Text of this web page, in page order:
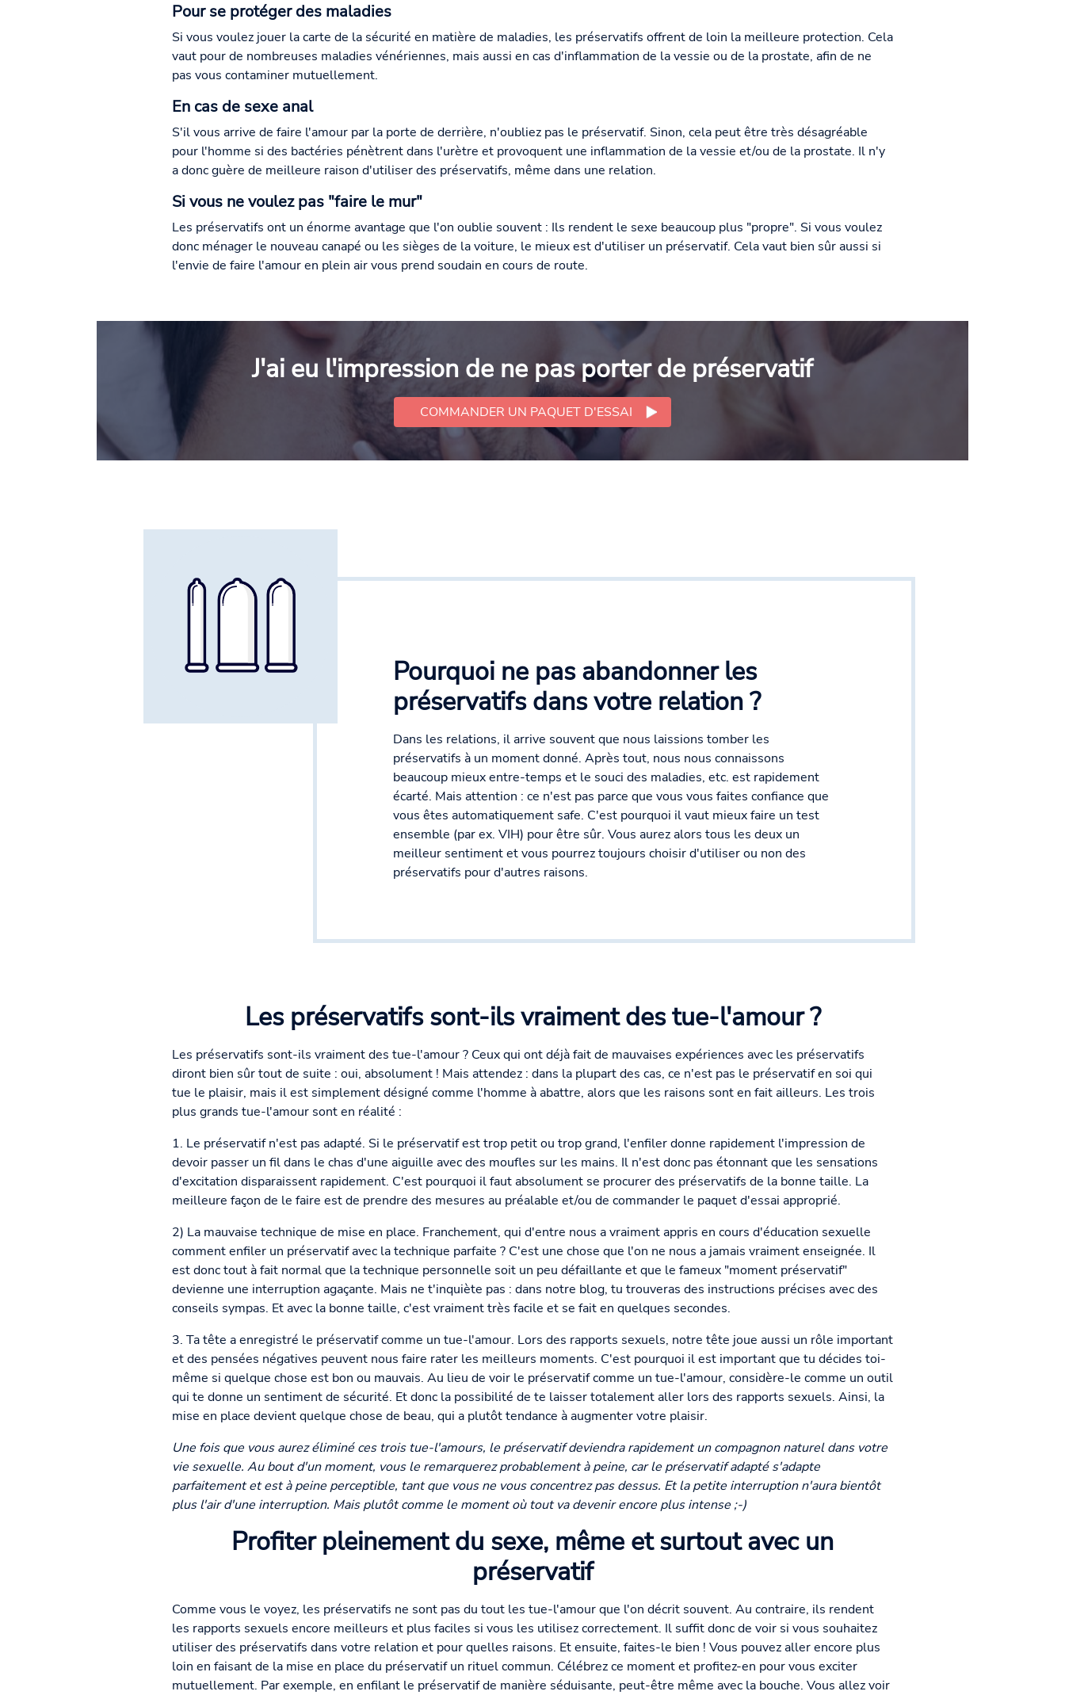
Pour se protéger des maladies
Si vous voulez jouer la carte de la sécurité en matière de maladies, les préservatifs offrent de loin la meilleure protection. Cela
vaut pour de nombreuses maladies vénériennes, mais aussi en cas d'inflammation de la vessie ou de la prostate, afin de ne
pas vous contaminer mutuellement.
En cas de sexe anal
S'il vous arrive de faire l'amour par la porte de derrière, n'oubliez pas le préservatif. Sinon, cela peut être très désagréable
pour l'homme si des bactéries pénètrent dans l'urètre et provoquent une inflammation de la vessie et/ou de la prostate. Il n'y
a donc guère de meilleure raison d'utiliser des préservatifs, même dans une relation.
Si vous ne voulez pas "faire le mur"
Les préservatifs ont un énorme avantage que l'on oublie souvent : Ils rendent le sexe beaucoup plus "propre". Si vous voulez
donc ménager le nouveau canapé ou les sièges de la voiture, le mieux est d'utiliser un préservatif. Cela vaut bien sûr aussi si
l'envie de faire l'amour en plein air vous prend soudain en cours de route.
J'ai eu l'impression de ne pas porter de préservatif
COMMANDER UN PAQUET D'ESSAI
Pourquoi ne pas abandonner les
préservatifs dans votre relation ?
Dans les relations, il arrive souvent que nous laissions tomber les
préservatifs à un moment donné. Après tout, nous nous connaissons
beaucoup mieux entre-temps et le souci des maladies, etc. est rapidement
écarté. Mais attention : ce n'est pas parce que vous vous faites confiance que
vous êtes automatiquement safe. C'est pourquoi il vaut mieux faire un test
ensemble (par ex. VIH) pour être sûr. Vous aurez alors tous les deux un
meilleur sentiment et vous pourrez toujours choisir d'utiliser ou non des
préservatifs pour d'autres raisons.
Les préservatifs sont-ils vraiment des tue-l'amour ?
Les préservatifs sont-ils vraiment des tue-l'amour ? Ceux qui ont déjà fait de mauvaises expériences avec les préservatifs
diront bien sûr tout de suite : oui, absolument ! Mais attendez : dans la plupart des cas, ce n'est pas le préservatif en soi qui
tue le plaisir, mais il est simplement désigné comme l'homme à abattre, alors que les raisons sont en fait ailleurs. Les trois
plus grands tue-l'amour sont en réalité :
1. Le préservatif n'est pas adapté. Si le préservatif est trop petit ou trop grand, l'enfiler donne rapidement l'impression de
devoir passer un fil dans le chas d'une aiguille avec des moufles sur les mains. Il n'est donc pas étonnant que les sensations
d'excitation disparaissent rapidement. C'est pourquoi il faut absolument se procurer des préservatifs de la bonne taille. La
meilleure façon de le faire est de prendre des mesures au préalable et/ou de commander le paquet d'essai approprié.
2) La mauvaise technique de mise en place. Franchement, qui d'entre nous a vraiment appris en cours d'éducation sexuelle
comment enfiler un préservatif avec la technique parfaite ? C'est une chose que l'on ne nous a jamais vraiment enseignée. Il
est donc tout à fait normal que la technique personnelle soit un peu défaillante et que le fameux "moment préservatif"
devienne une interruption agaçante. Mais ne t'inquiète pas : dans notre blog, tu trouveras des instructions précises avec des
conseils sympas. Et avec la bonne taille, c'est vraiment très facile et se fait en quelques secondes.
3. Ta tête a enregistré le préservatif comme un tue-l'amour. Lors des rapports sexuels, notre tête joue aussi un rôle important
et des pensées négatives peuvent nous faire rater les meilleurs moments. C'est pourquoi il est important que tu décides toi-
même si quelque chose est bon ou mauvais. Au lieu de voir le préservatif comme un tue-l'amour, considère-le comme un outil
qui te donne un sentiment de sécurité. Et donc la possibilité de te laisser totalement aller lors des rapports sexuels. Ainsi, la
mise en place devient quelque chose de beau, qui a plutôt tendance à augmenter votre plaisir.
Une fois que vous aurez éliminé ces trois tue-l'amours, le préservatif deviendra rapidement un compagnon naturel dans votre
vie sexuelle. Au bout d'un moment, vous le remarquerez probablement à peine, car le préservatif adapté s'adapte
parfaitement et est à peine perceptible, tant que vous ne vous concentrez pas dessus. Et la petite interruption n'aura bientôt
plus l'air d'une interruption. Mais plutôt comme le moment où tout va devenir encore plus intense ;-)
Profiter pleinement du sexe, même et surtout avec un
préservatif
Comme vous le voyez, les préservatifs ne sont pas du tout les tue-l'amour que l'on décrit souvent. Au contraire, ils rendent
les rapports sexuels encore meilleurs et plus faciles si vous les utilisez correctement. Il suffit donc de voir si vous souhaitez
utiliser des préservatifs dans votre relation et pour quelles raisons. Et ensuite, faites-le bien ! Vous pouvez aller encore plus
loin en faisant de la mise en place du préservatif un rituel commun. Célébrez ce moment et profitez-en pour vous exciter
mutuellement. Par exemple, en enfilant le préservatif de manière séduisante, peut-être même avec la bouche. Vous allez voir